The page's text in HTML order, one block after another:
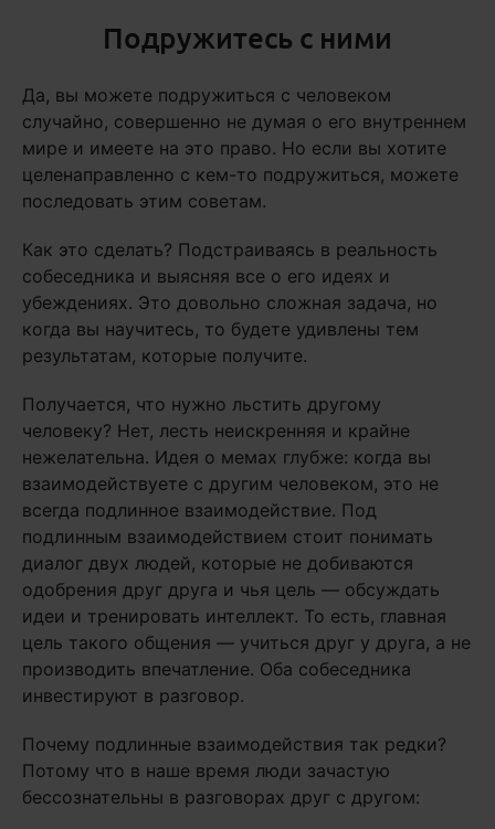
Подружитесь с ними
Да, вы можете подружиться с человеком
случайно, совершенно не думая о его внутреннем
мире и имеете на это право. Но если вы хотите
целенаправленно с кем-то подружиться, можете
последовать этим советам.
Как это сделать? Подстраиваясь в реальность
собеседника и выясняя все о его идеях и
убеждениях. Это довольно сложная задача, но
когда вы научитесь, то будете удивлены тем
результатам, которые получите.
Получается, что нужно льстить другому
человеку? Нет, лесть неискренняя и крайне
нежелательна. Идея о мемах глубже: когда вы
взаимодействуете с другим человеком, это не
всегда подлинное взаимодействие. Под
подлинным взаимодействием стоит понимать
диалог двух людей, которые не добиваются
одобрения друг друга и чья цель — обсуждать
идеи и тренировать интеллект. То есть, главная
цель такого общения — учиться друг у друга, а не
производить впечатление. Оба собеседника
инвестируют в разговор.
Почему подлинные взаимодействия так редки?
Потому что в наше время люди зачастую
бессознательны в разговорах друг с другом: